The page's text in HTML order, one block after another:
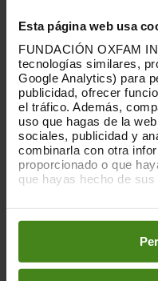
Esta página web usa
FUNDACIÓN OXFAM
tecnologías similares,
Google Analytics) para
publicidad, ofrecer
el tráfico. Además,
uso que hagas de la
sociales, publicidad y
combinarla con otra
proporcionado o que
que hayas hecho de sus
preferencias
en los botones
ALIMENTACIÓN
materia prima de